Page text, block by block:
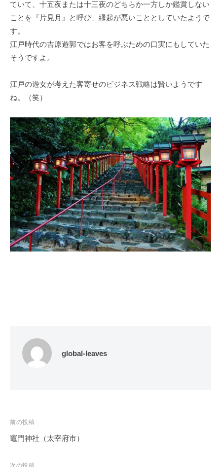
ていて、十五夜または十三夜のどちらか一方しか鑑賞しない
ことを『片見月』と呼び、縁起が悪いこととしていたようで
す。
江戸時代の吉原遊郭ではお客を呼ぶための口実にもしていた
そうですよ。
江戸の遊女が考えた客寄せのビジネス戦略は賢いようです
ね。（笑）
global-leaves
投
稿
ビ
前の投稿
竈門神社（太宰府市）
次の投稿